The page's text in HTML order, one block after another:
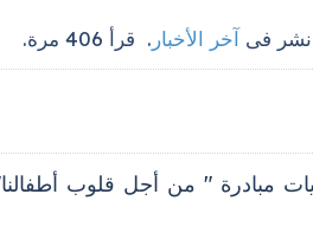
نشر فى آخر الأخبار . قرأ 406 مرة.
مبادرة " من أجل قلوب أطفالنا"